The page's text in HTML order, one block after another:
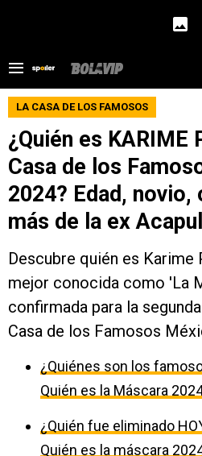
LA CASA DE LOS FAMOSOS
¿Quién es KARIME
Casa de los
2024? Edad,
más de la ex
Descubre quién es Karime
mejor conocida como 'La
confirmada para la
Casa de los Famosos
¿Quiénes son los
Quién es la Máscara
¿Quién fue eliminado
Quién es la máscara